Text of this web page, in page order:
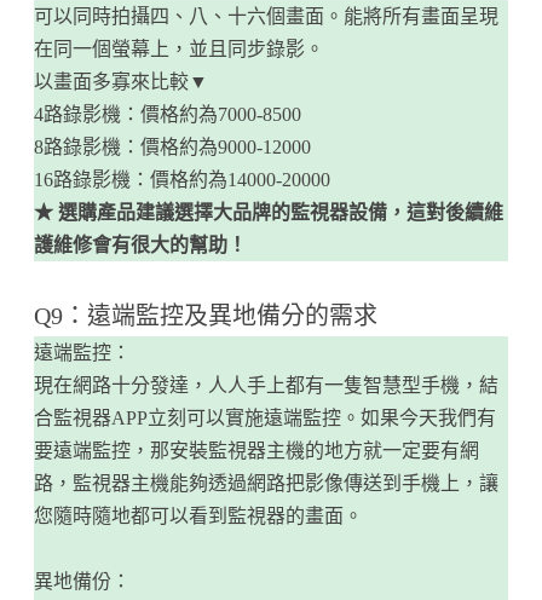
可以同時拍攝四、八、十六個畫面。能將所有畫面呈現
在同一個螢幕上，並且同步錄影。
以畫面多寡來比較▼
4路錄影機：價格約為7000-8500
8路錄影機：價格約為9000-12000
16路錄影機：價格約為14000-20000
★ 選購產品建議選擇大品牌的監視器設備，這對後續維
護維修會有很大的幫助！
Q9：遠端監控及異地備分的需求
遠端監控：
現在網路十分發達，人人手上都有一隻智慧型手機，結
合監視器APP立刻可以實施遠端監控。如果今天我們有
要遠端監控，那安裝監視器主機的地方就一定要有網
路，監視器主機能夠透過網路把影像傳送到手機上，讓
您隨時隨地都可以看到監視器的畫面。
異地備份：